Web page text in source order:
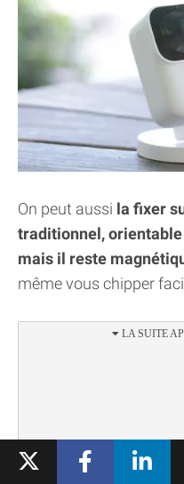
On peut aussi la fixer
traditionnel,
mais il reste
même vous chipper